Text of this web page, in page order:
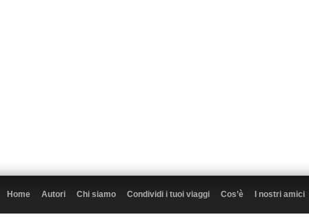
Home Autori Chi siamo Condividi i tuoi viaggi Cos’è I nostri amici